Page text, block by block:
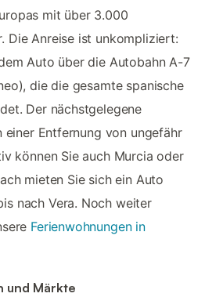
mit über 3.000
Die Anreise ist unkompliziert:
Auto über die Autobahn A-7
die die gesamte spanische
Der nächstgelegene
einer Entfernung von ungefähr
können Sie auch Murcia oder
mieten Sie sich ein Auto
nach Vera. Noch weiter
Ferienwohnungen in
und Märkte